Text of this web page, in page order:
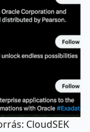
CloudSEK